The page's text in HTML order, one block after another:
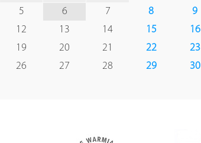
5 6 7 8
9
12 13 14 15
16
19 20 21 22
23
26 27 28 29 30